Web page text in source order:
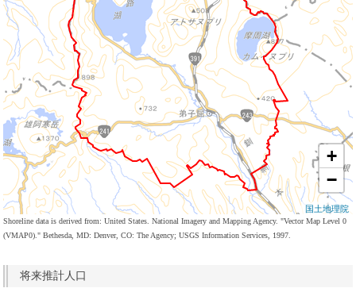
+
−
国土地理院
Shoreline data is derived from: United States. National Imagery and Mapping Agency. "Vector Map Level 0
(VMAP0)." Bethesda, MD: Denver, CO: The Agency; USGS Information Services, 1997.
将来推計人口